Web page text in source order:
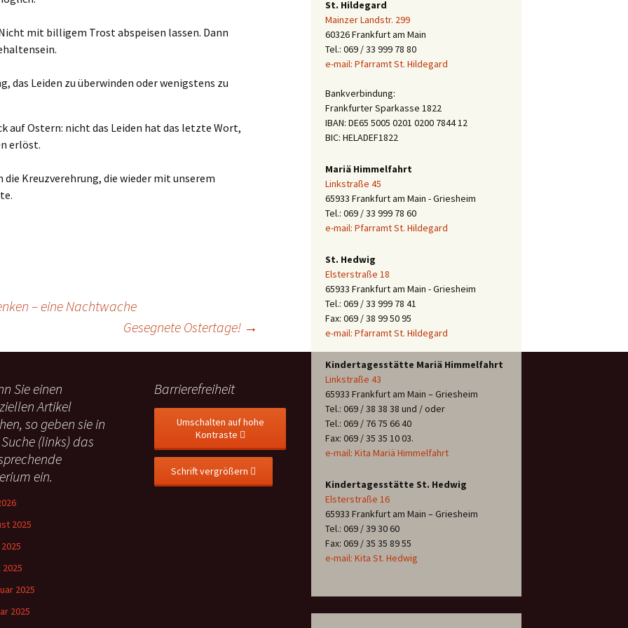
Caritas Frankfurt (ext.
Förderverein Caritas (ext.
Kirchenzeitung Limburg
Link)
Unser Josefshaus
(St.Hedwig)
mit billigem Trost abspeisen lassen. Dann
das Leiden zu überwinden oder wenigstens zu
auf Ostern: nicht das Leiden hat das letzte Wort,
erlöst.
Kreuzverehrung, die wieder mit unserem
– eine Nachtwache
Gesegnete Ostertage! →
St. Hildegard
Mainzer Landstr. 299
60326 Frankfurt am Main
Tel.: 069 / 33 999 78 80
e-mail: Pfarramt St. Hildegard
Bankverbindung:
Frankfurter Sparkasse 1822
IBAN: DE65 5005 0201 0200 7844 12
BIC: HELADEF1822
Mariä Himmelfahrt
Linkstraße 45
65933 Frankfurt am Main - Griesheim
Tel.: 069 / 33 999 78 60
e-mail: Pfarramt St. Hildegard
St. Hedwig
Elsterstraße 18
65933 Frankfurt am Main - Griesheim
Tel.: 069 / 33 999 78 41
Fax: 069 / 38 99 50 95
e-mail: Pfarramt St. Hildegard
Kindertagesstätte Mariä Himmelfahrt
Linkstraße 43
65933 Frankfurt am Main – Griesheim
Tel.: 069 / 38 38 38 und / oder
Tel.: 069 / 76 75 66 40
Fax: 069 / 35 35 10 03.
e-mail: Kita Mariä Himmelfahrt
Kindertagesstätte St. Hedwig
Elsterstraße 16
65933 Frankfurt am Main – Griesheim
Tel.: 069 / 39 30 60
Fax: 069 / 35 35 89 55
e-mail: Kita St. Hedwig
Sie einen
Artikel
so geben sie in
(links) das
ein.
2025
2025
2025
Barrierefreiheit
Umschalten auf hohe
Kontraste
Schrift vergrößern